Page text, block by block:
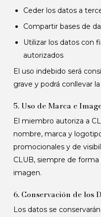
Ceder los datos a
Compartir bases de
Utilizar los datos con
autorizados
El uso indebido será
grave y podrá conllevar
5. Uso de Marca e
El miembro autoriza a
nombre, marca y
promocionales y de
CLUB, siempre de
imagen.
6. Conservación de los
Los datos se